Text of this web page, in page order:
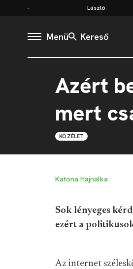
László
Menü Kereső
Azért
mert
KÖZÉLET
Katona Hajnalka
Sok lényeges
ezért a
Az internet